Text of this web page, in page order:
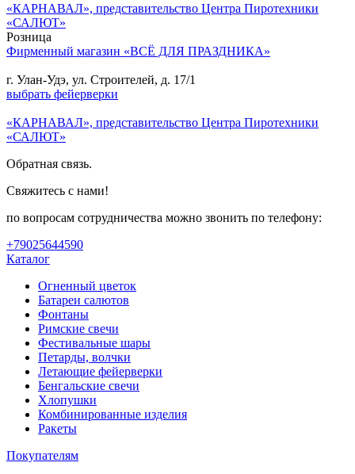
«КАРНАВАЛ», представительство Центра Пиротехники
«САЛЮТ»
Розница
Фирменный магазин «ВСЁ ДЛЯ ПРАЗДНИКА»
г. Улан-Удэ, ул. Строителей, д. 17/1
выбрать фейерверки
«КАРНАВАЛ», представительство Центра Пиротехники
«САЛЮТ»
Обратная связь.
Свяжитесь с нами!
по вопросам сотрудничества можно звонить по телефону:
+79025644590
Каталог
Огненный цветок
Батареи салютов
Фонтаны
Римские свечи
Фестивальные шары
Петарды, волчки
Летающие фейерверки
Бенгальские свечи
Хлопушки
Комбинированные изделия
Ракеты
Покупателям